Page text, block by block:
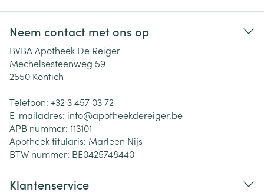
Neem contact met ons op
BVBA Apotheek De Reiger
Mechelsesteenweg 59
2550 Kontich
Telefoon: +32 3 457 03 72
E-mailadres: info@apotheekdereiger.be
APB nummer: 113101
Apotheek titularis: Marleen Nijs
BTW nummer: BE0425748440
Klantenservice